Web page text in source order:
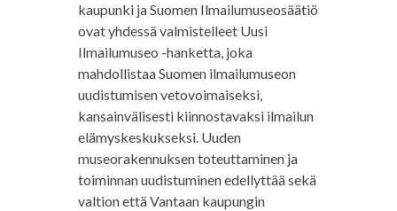
kaupunki ja Suomen Ilmailumuseosäätiö
ovat yhdessä valmistelleet Uusi
Ilmailumuseo -hanketta, joka
mahdollistaa Suomen ilmailumuseon
uudistumisen vetovoimaiseksi,
kansainvälisesti kiinnostavaksi ilmailun
elämyskeskukseksi. Uuden
museorakennuksen toteuttaminen ja
toiminnan uudistuminen edellyttää sekä
valtion että Vantaan kaupungin